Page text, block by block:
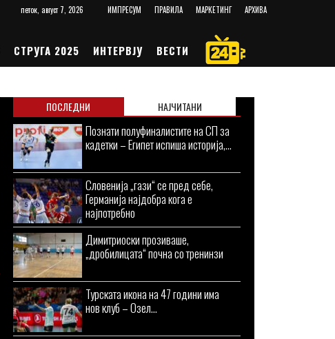
петок, август 7, 2026 ИМПРЕСУМ ПРАВИЛА МАРКЕТИНГ АРХИВА
СТРУГА 2025 ИНТЕРВЈУ ВЕСТИ
ПОСЛЕДНИ НАЈЧИТАНИ
Познати полуфиналистите на СП за
кадетки – Египет испиша историја,...
Словенија „гази“ се пред себе,
Германија најдобра кога е
најпотребно
Димитриоски прозиваше,
„дробилицата“ почна со тренинзи
Турската икона на 47 години има
нов клуб – Озел...